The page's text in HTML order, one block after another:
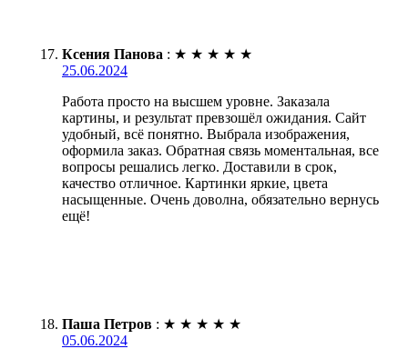
Ксения Панова : ★ ★ ★ ★ ★
25.06.2024
Работа просто на высшем уровне. Заказала
картины, и результат превзошёл ожидания. Сайт
удобный, всё понятно. Выбрала изображения,
оформила заказ. Обратная связь моментальная, все
вопросы решались легко. Доставили в срок,
качество отличное. Картинки яркие, цвета
насыщенные. Очень доволна, обязательно вернусь
ещё!
Паша Петров : ★ ★ ★ ★ ★
05.06.2024